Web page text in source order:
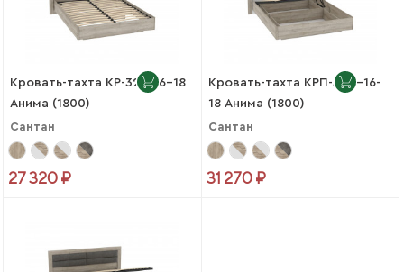
Кровать-тахта КР-321-16-18
Анима (1800)
Сантан
27 320 ₽
Кровать-тахта КРП-320-16-
18 Анима (1800)
Сантан
31 270 ₽